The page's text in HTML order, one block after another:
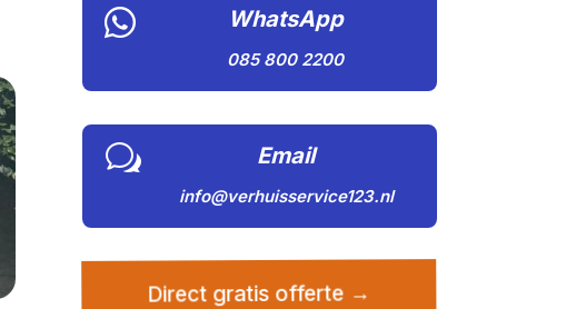
 WhatsApp
085 800 2200
w Email
info@verhuisservice123.nl
Direct gratis offerte →